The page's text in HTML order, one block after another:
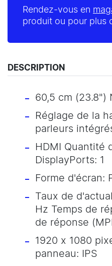
Rendez-vous en
produit ou pour plus
DESCRIPTION
60,5 cm (23.8")
Réglage de la
parleurs
HDMI Quantité
DisplayPorts: 1
Forme d'écran:
Taux de
Hz Temps de
de réponse
1920 x 1080
panneau: IPS